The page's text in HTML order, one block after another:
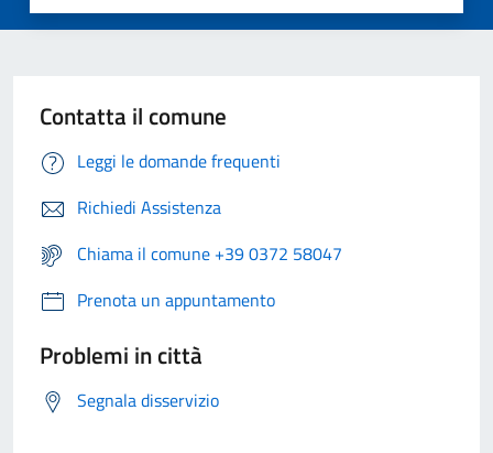
Contatta il comune
Leggi le domande frequenti
Richiedi Assistenza
Chiama il comune +39 0372 58047
Prenota un appuntamento
Problemi in città
Segnala disservizio